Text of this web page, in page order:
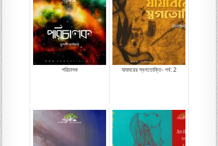
পরিচালক যাযাবরের স্বগতোক্তি- পর্ব: 2